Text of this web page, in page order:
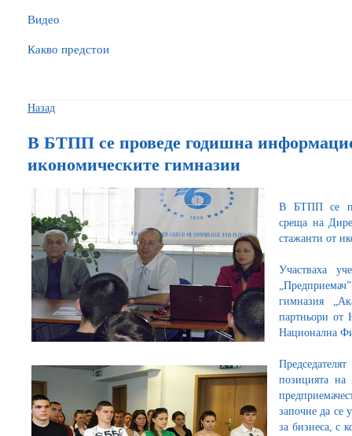
Видео
Какво предстои
Назад
В БТПП се проведе годишна
икономическите гимназии
В БТПП се
среща на
стажанти от
Участваха
гимназия
партньори от
Национална
позицията на
започне да се
за бизнеса, с